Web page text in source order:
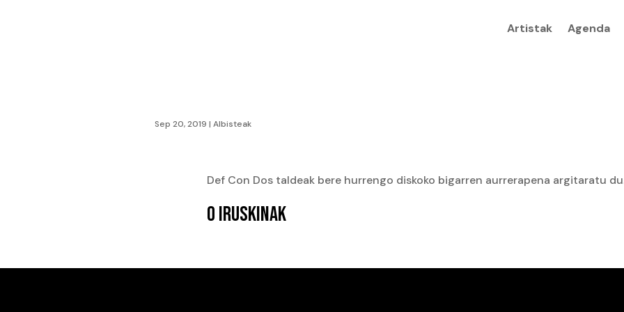
Artistak Agenda
Sep 20, 2019 | Albisteak
Def Con Dos taldeak bere hurrengo diskoko bigarren aurrerapena argitaratu
0 IRUSKINAK